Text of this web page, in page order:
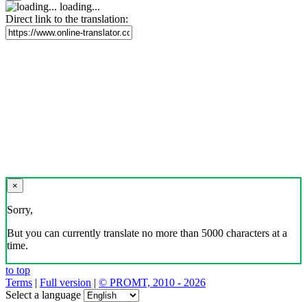
loading...
Direct link to the translation:
×
Sorry,
But you can currently translate no more than 5000 characters at a
time.
to top
Terms | Full version | © PROMT, 2010 - 2026
Select a language